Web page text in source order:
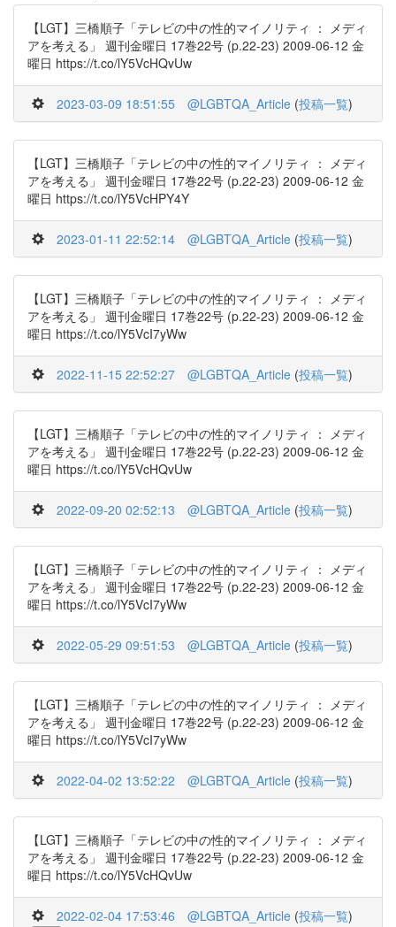
【LGT】三橋順子「テレビの中の性的マイノリティ ： メディ
アを考える」 週刊金曜日 17巻22号 (p.22-23) 2009-06-12 金
曜日 https://t.co/lY5VcHQvUw
2023-03-09 18:51:55 @LGBTQA_Article (投稿一覧)
【LGT】三橋順子「テレビの中の性的マイノリティ ： メディ
アを考える」 週刊金曜日 17巻22号 (p.22-23) 2009-06-12 金
曜日 https://t.co/lY5VcHPY4Y
2023-01-11 22:52:14 @LGBTQA_Article (投稿一覧)
【LGT】三橋順子「テレビの中の性的マイノリティ ： メディ
アを考える」 週刊金曜日 17巻22号 (p.22-23) 2009-06-12 金
曜日 https://t.co/lY5VcI7yWw
2022-11-15 22:52:27 @LGBTQA_Article (投稿一覧)
【LGT】三橋順子「テレビの中の性的マイノリティ ： メディ
アを考える」 週刊金曜日 17巻22号 (p.22-23) 2009-06-12 金
曜日 https://t.co/lY5VcHQvUw
2022-09-20 02:52:13 @LGBTQA_Article (投稿一覧)
【LGT】三橋順子「テレビの中の性的マイノリティ ： メディ
アを考える」 週刊金曜日 17巻22号 (p.22-23) 2009-06-12 金
曜日 https://t.co/lY5VcI7yWw
2022-05-29 09:51:53 @LGBTQA_Article (投稿一覧)
【LGT】三橋順子「テレビの中の性的マイノリティ ： メディ
アを考える」 週刊金曜日 17巻22号 (p.22-23) 2009-06-12 金
曜日 https://t.co/lY5VcI7yWw
2022-04-02 13:52:22 @LGBTQA_Article (投稿一覧)
【LGT】三橋順子「テレビの中の性的マイノリティ ： メディ
アを考える」 週刊金曜日 17巻22号 (p.22-23) 2009-06-12 金
曜日 https://t.co/lY5VcHQvUw
2022-02-04 17:53:46 @LGBTQA_Article (投稿一覧)